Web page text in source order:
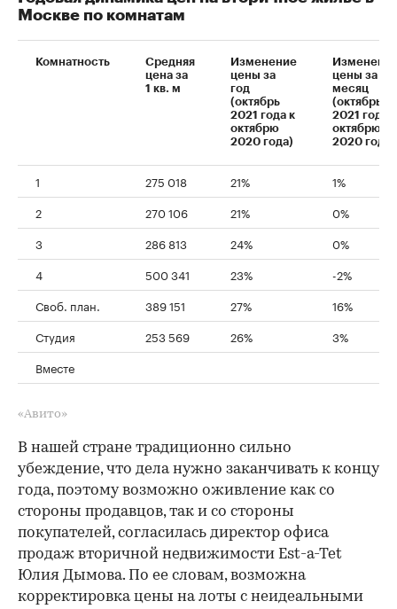
Москве по комнатам
Комнатность
Средняя
цена за
1 кв. м
Изменение
цены за
год
(октябрь
2021 года к
октябрю
2020 года)
цены за
месяц
(октябрь
2021 года к
октябрю
2020 года)
1 275 018 21%
1%
2
270 106 21%
0%
3
286 813 24%
0%
4
500 341 23%
-2%
Своб. план.
389 151 27%
16%
Студия
253 569 26%
3%
Вместе
«Авито»
В нашей стране традиционно сильно
убеждение, что дела нужно заканчивать к концу
года, поэтому возможно оживление как со
стороны продавцов, так и со стороны
покупателей, согласилась директор офиса
продаж вторичной недвижимости Est-a-Tet
Юлия Дымова. По ее словам, возможна
корректировка цены на лоты с неидеальными